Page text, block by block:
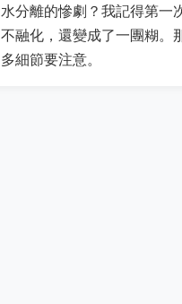
水分離的慘劇？我記得第一
不融化，還變成了一團糊。
多細節要注意。